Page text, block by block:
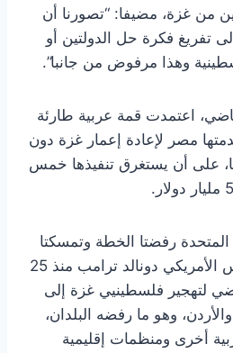
من غزة، مضيفا: “تصورنا أن
تفريغ فكرة حل الدولتين أو
وهذا مرفوض من جانبا”.
اعتمدت قمة عربية طارئة
مصر لإعادة إعمار غزة دون
على أن يستغرق تنفيذها خمس
المتحدة رفضتا الخطة وتمسكتا
بمخطط يروج له الرئيس الأمريكي دونالد ترامب منذ 25
لتهجير فلسطينيي غزة إلى
وهو ما رفضه البلدان،
أخرى ومنظمات إقليمية